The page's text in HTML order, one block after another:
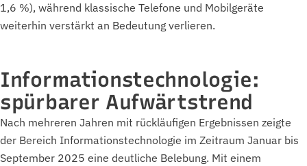
1,6 %), während klassische Telefone und Mobilgeräte
weiterhin verstärkt an Bedeutung verlieren.
Informationstechnologie:
spürbarer Aufwärtstrend
Nach mehreren Jahren mit rückläufigen Ergebnissen zeigte
der Bereich Informationstechnologie im Zeitraum Januar bis
September 2025 eine deutliche Belebung. Mit einem